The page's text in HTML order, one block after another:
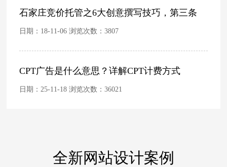
石家庄竞价托管之6大创意撰写技巧，第三条
日期：18-11-06 浏览次数：3807
CPT广告是什么意思？详解CPT计费方式
日期：25-11-18 浏览次数：36021
全新网站设计案例